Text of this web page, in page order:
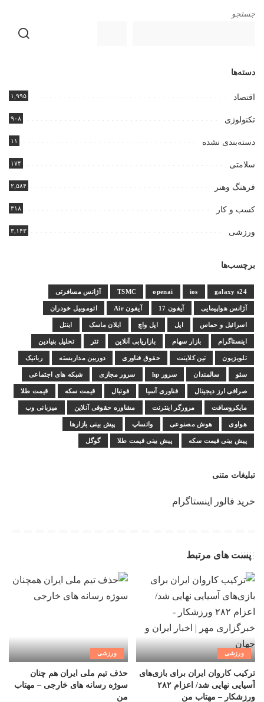
جستجو
دسته‌ها
اقتصاد ۱,۹۹۵
تکنولوژی ۹۰۸
دسته‌بندی نشده ۱۱
سلامتی ۱۷۴
فرهنگ وهنر ۲,۵۸۴
کسب و کار ۳۱۸
ورزشی ۳,۱۴۳
برچسب‌ها
galaxy s24
ios
openai
TSMC آژانس مسافرتی
آژانس هواپیمایی آیفون 17 آیفون Air اتوموبیل خودران
اسرائیل و حماس اپل اپل واچ ایلان ماسک اینتل
اینستاگرام بازار سهام بازاریابی آنلاین تتر تحلیل بنیادین
تلویزیون تین کلاینت حقوق فناوری دوربین مداربسته رباتیک
سئو سالمندان سرور hp سرور مجازی شبکه های اجتماعی
صرافی ارز دیجیتال فناوری آسیا فوتبال قیمت سکه قیمت طلا
مایکروسافت مرورگر اینترنت مشاوره حقوقی آنلاین میزبانی وب
هواوی هوش مصنوعی واتساپ پیش بینی بازارها
پیش بینی قیمت سکه پیش بینی قیمت طلا گوگل
تبلیغات متنی
خرید فالور اینستاگرام
پست های مرتبط
ورزشی
ترکیب کاروان ایران برای بازی‌های
آسیایی نهایی شد/ اعزام ۲۸۲
ورزشکار – مهتاب من
ورزشی
حذف تیم ملی ایران هم چنان
سوژه رسانه های خارجی – مهتاب
من